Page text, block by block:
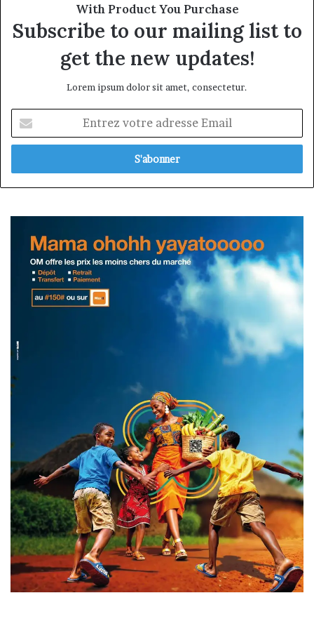
With Product You Purchase
Subscribe to our mailing list to
get the new updates!
Lorem ipsum dolor sit amet, consectetur.
votre
adresse